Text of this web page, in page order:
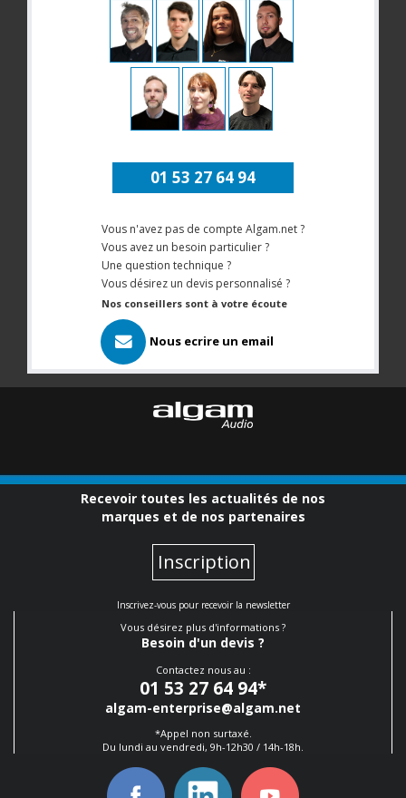
01 53 27 64 94
Vous n'avez pas de compte Algam.net ?
Vous avez un besoin particulier ?
Une question technique ?
Vous désirez un devis personnalisé ?
Nos conseillers sont à votre écoute
Nous ecrire un email
Recevoir toutes les actualités de nos
marques et de nos partenaires
Inscription
Inscrivez-vous pour recevoir la newsletter
Vous désirez plus d'informations ?
Besoin d'un devis ?
Contactez nous au :
01 53 27 64 94*
algam-enterprise@algam.net
*Appel non surtaxé.
Du lundi au vendredi, 9h-12h30 / 14h-18h.